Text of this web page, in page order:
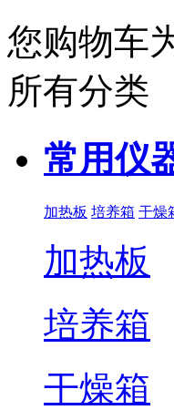
您购物车
所有分类
常用仪
加热板 培养箱 干燥
加热板
培养箱
干燥箱